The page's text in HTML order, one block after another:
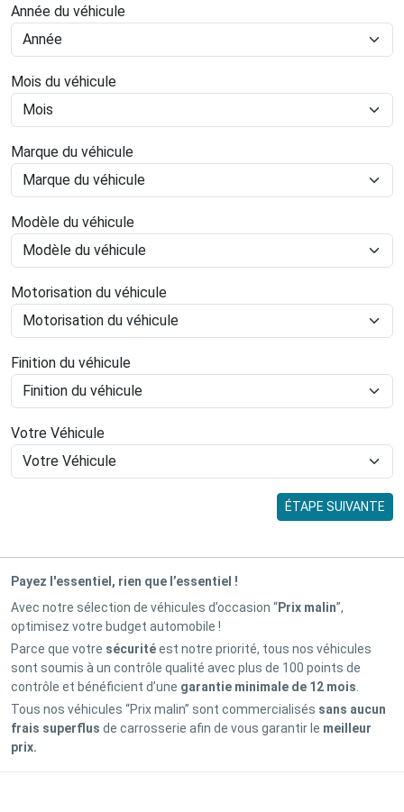
Année du véhicule
Mois du véhicule
Marque du véhicule
Modèle du véhicule
Motorisation du véhicule
Finition du véhicule
Votre Véhicule
ÉTAPE SUIVANTE
Payez l'essentiel, rien que l’essentiel !
Avec notre sélection de véhicules d’occasion “Prix malin”,
optimisez votre budget automobile !
Parce que votre sécuritéest notre priorité, tous nos véhicules
sont soumis à un contrôle qualité avec plus de 100 points de
contrôle et bénéficient d’une garantie minimale de 12 mois
Tous nos véhicules “Prix malin” sont commercialisés sans aucun
frais superflus de carrosserie afin de vous garantir le meilleur
prix.